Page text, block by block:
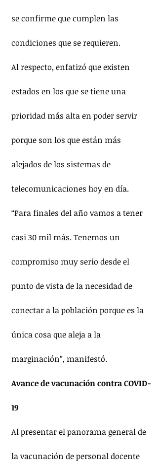
se confirme que cumplen las
condiciones que se requieren.
Al respecto, enfatizó que existen
estados en los que se tiene una
prioridad más alta en poder servir
porque son los que están más
alejados de los sistemas de
telecomunicaciones hoy en día.
“Para finales del año vamos a tener
casi 30 mil más. Tenemos un
compromiso muy serio desde el
punto de vista de la necesidad de
conectar a la población porque es la
única cosa que aleja a la
marginación”, manifestó.
Avance de vacunación contra COVID-
19
Al presentar el panorama general de
la vacunación de personal docente